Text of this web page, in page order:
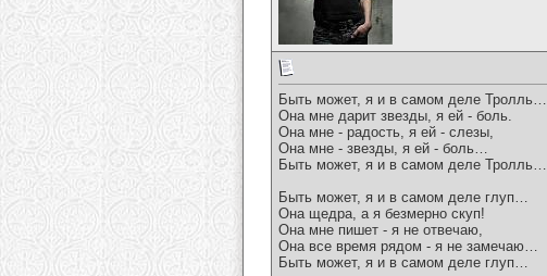
Быть может, я и в самом деле Тролль…
Она мне дарит звезды, я ей - боль.
Она мне - радость, я ей - слезы,
Она мне - звезды, я ей - боль…
Быть может, я и в самом деле Тролль…
Быть может, я и в самом деле глуп…
Она щедра, а я безмерно скуп!
Она мне пишет - я не отвечаю,
Она все время рядом - я не замечаю…
Быть может, я и в самом деле глуп…